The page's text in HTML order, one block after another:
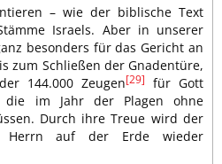
– wie der biblische Text
Israels. Aber in unserer
besonders für das Gericht an
zum Schließen der Gnadentüre,
144.000 Zeugen[29]
für Gott
die im Jahr der Plagen ohne
Durch ihre Treue wird der
Herrn auf der Erde wieder